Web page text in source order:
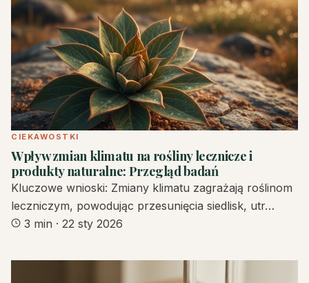
CIEKAWOSTKI
Wpływ zmian klimatu na rośliny lecznicze i
produkty naturalne: Przegląd badań
Kluczowe wnioski: Zmiany klimatu zagrażają roślinom
leczniczym, powodując przesunięcia siedlisk, utr…
3 min · 22 sty 2026